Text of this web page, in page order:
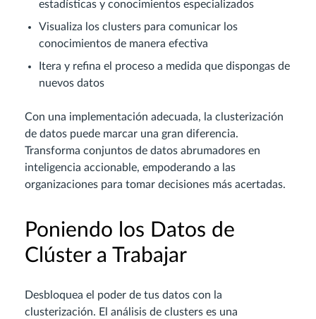
estadísticas y conocimientos especializados
Visualiza los clusters para comunicar los
conocimientos de manera efectiva
Itera y refina el proceso a medida que dispongas de
nuevos datos
Con una implementación adecuada, la clusterización
de datos puede marcar una gran diferencia.
Transforma conjuntos de datos abrumadores en
inteligencia accionable, empoderando a las
organizaciones para tomar decisiones más acertadas.
Poniendo los Datos de
Clúster a Trabajar
Desbloquea el poder de tus datos con la
clusterización. El análisis de clusters es una